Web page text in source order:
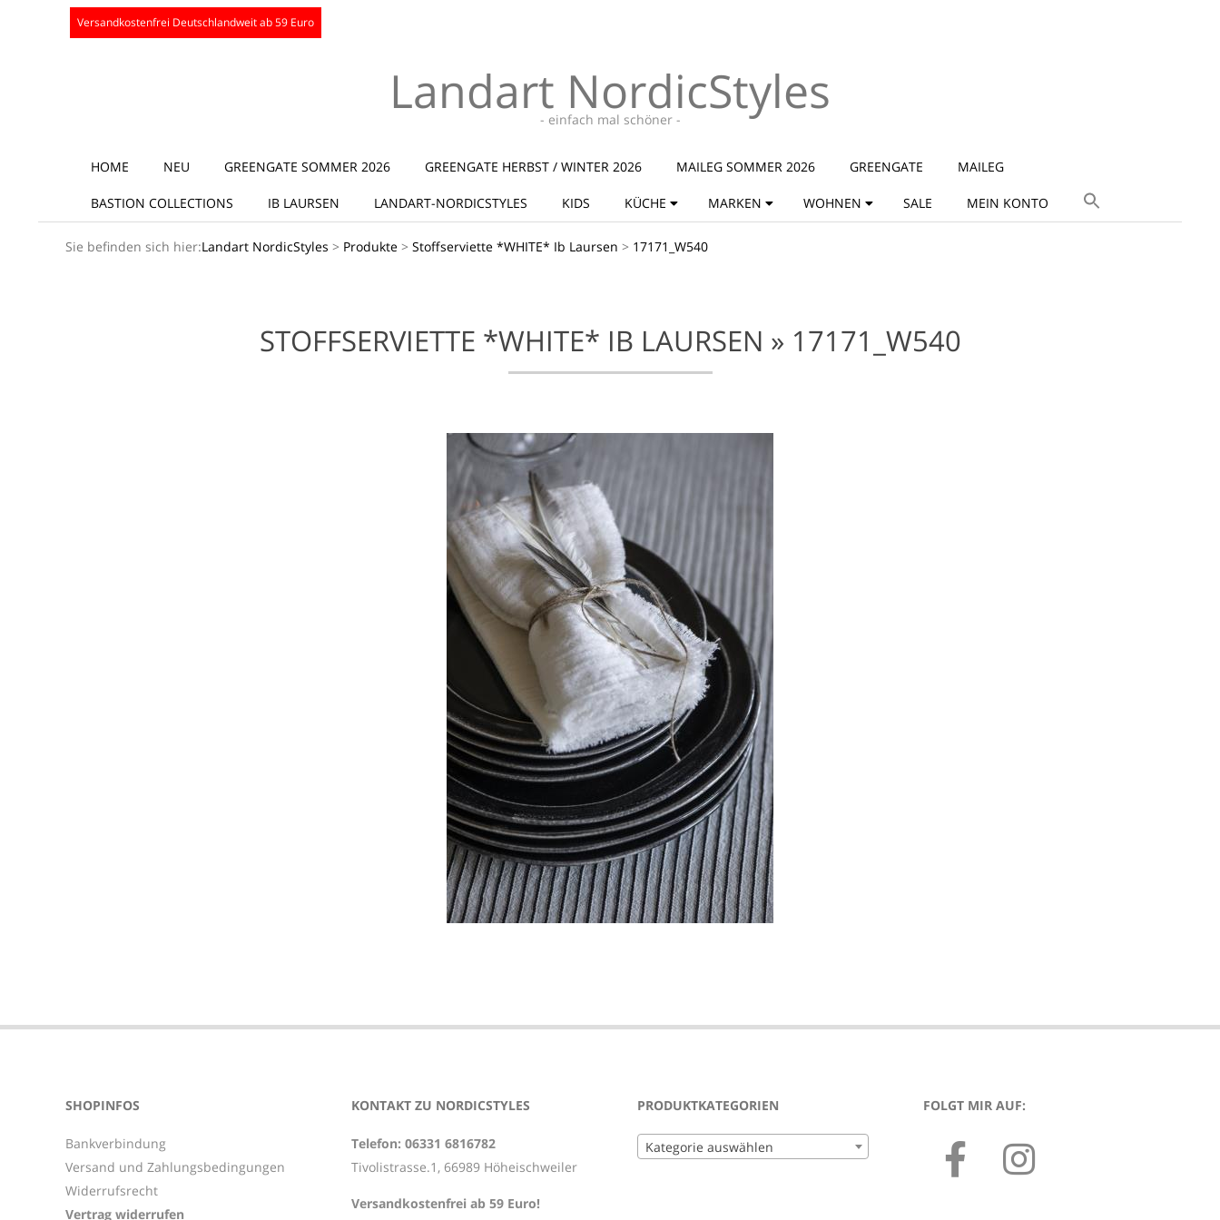
Versandkostenfrei Deutschlandweit ab 59 Euro
Landart NordicStyles
- einfach mal schöner -
Secondary
Menu
HOME NEU GREENGATE SOMMER 2026 GREENGATE HERBST / WINTER 2026 MAILEG SOMMER 2026 GREENGATE MAILEG
BASTION COLLECTIONS IB LAURSEN LANDART-NORDICSTYLES KIDS KÜCHE MARKEN WOHNEN SALE MEIN KONTO
Sie befinden sich hier:Landart NordicStyles > Produkte > Stoffserviette *WHITE* Ib Laursen > 17171_W540
STOFFSERVIETTE *WHITE* IB LAURSEN » 17171_W540
10-
SHOPINFOS
Bankverbindung
Versand und Zahlungsbedingungen
Widerrufsrecht
Vertrag widerrufen
KONTAKT ZU NORDICSTYLES
Telefon: 06331 6816782
Tivolistrasse.1, 66989 Höheischweiler
Versandkostenfrei ab 59 Euro!
PRODUKTKATEGORIEN
Kategorie auswählen
FOLGT MIR AUF: